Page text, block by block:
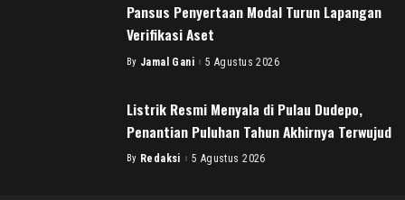
Pansus Penyertaan Modal Turun Lapangan
Verifikasi Aset
Posted
By Jamal Gani 5 Agustus 2026
Listrik Resmi Menyala di Pulau Dudepo,
Penantian Puluhan Tahun Akhirnya Terwujud
Posted
By Redaksi 5 Agustus 2026